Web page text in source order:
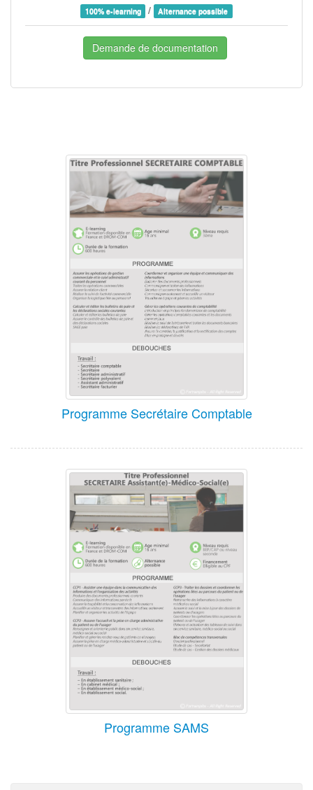
100% e-learning / Alternance possible
Demande de documentation
Programme Secrétaire Comptable
Programme SAMS